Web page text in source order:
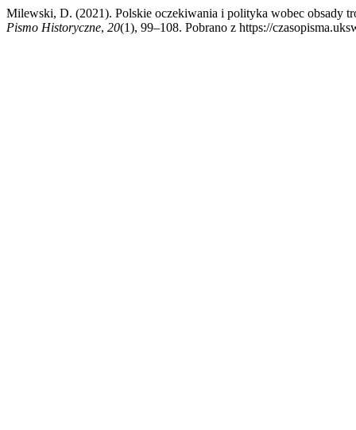
Milewski, D. (2021). Polskie oczekiwania i polityka wobec obsady
Pismo Historyczne, 20(1), 99–108. Pobrano z https://